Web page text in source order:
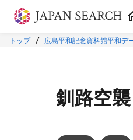
本文に飛ぶ
トップ 広島平和記念資料館平和デー
釧路空